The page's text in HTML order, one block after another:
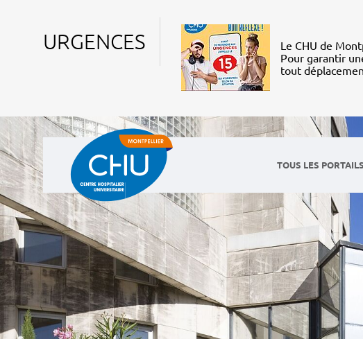
URGENCES
Le CHU de
Pour garantir
tout
TOUS LES PORTAILS